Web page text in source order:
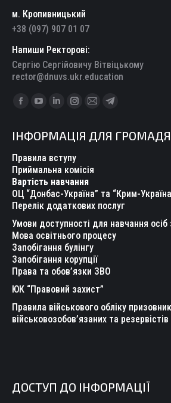
м. Кропивницький
+38 (097) 907 01 07
Напиши Ректорові:
Сергію Сергійовичу Вітвіцькому
rector@dnuvs.ukr.education
Find us on:
Facebook
opens
in
new
window
YouTube
opens
in
new
window
Linkedin
opens
in
new
window
Instagram
opens
in
new
window
Mail
opens
new
Telegram
opens
ІНФОРМАЦІЯ ДЛЯ
Правила вступу
Приймальна комісія
Вартість навчання
ОЦ “Донбас-Україна” та “Крим-
Перелік додаткових послуг
Умови доступності для навчання осіб
Мова освітнього процесу
Запобігання булінгу
Запобігання корупції
Права та обов’язки ЗВО
ЮК “Правовий захист”
Правила військового обліку
військовозобов’язаних та резервістів
ДОСТУП ДО ІНФОРМАЦІЇ